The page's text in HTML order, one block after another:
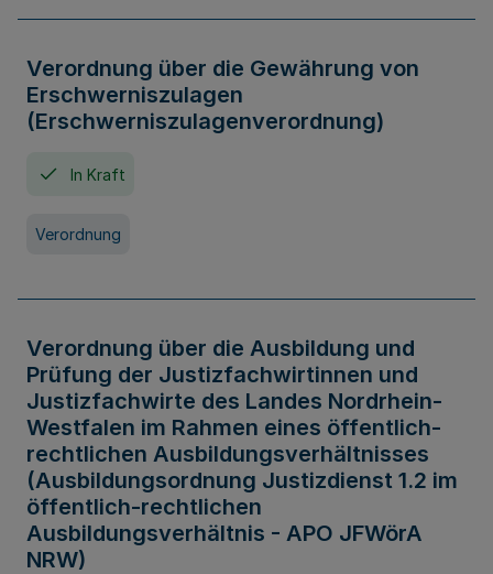
Verordnung über die Gewährung von
Erschwerniszulagen
(Erschwerniszulagenverordnung)
In Kraft
Verordnung
Verordnung über die Ausbildung und
Prüfung der Justizfachwirtinnen und
Justizfachwirte des Landes Nordrhein-
Westfalen im Rahmen eines öffentlich-
rechtlichen Ausbildungsverhältnisses
(Ausbildungsordnung Justizdienst 1.2 im
öffentlich-rechtlichen
Ausbildungsverhältnis - APO JFWörA
NRW)